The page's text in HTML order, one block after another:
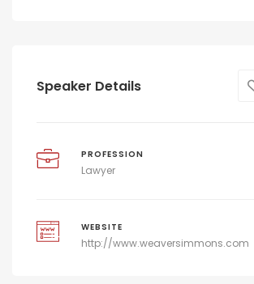
Speaker Details
PROFESSION
Lawyer
WEBSITE
http://www.weaversimmons.com